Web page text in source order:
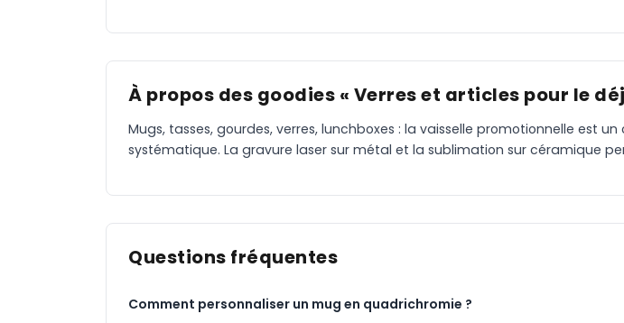
À propos des goodies « Verres et articles pour le
Mugs, tasses, gourdes, verres, lunchboxes : la vaisselle promotionnelle est
systématique. La gravure laser sur métal et la sublimation sur céramique
Questions fréquentes
Comment personnaliser un mug en quadrichromie ?